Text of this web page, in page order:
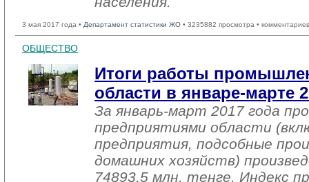
3 мая 2017 года • Департамент статистики ЖО • 3235882 просмотра •
ОБЩЕСТВО
Итоги работы
области в январе-марте
За январь-март 2017 года
предприятиями области
предприятия, подсобные
домашних хозяйств)
74893,5 млн. тенге. Индекс